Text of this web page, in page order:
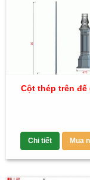
Cột thép trên đế
Chi tiết Mua